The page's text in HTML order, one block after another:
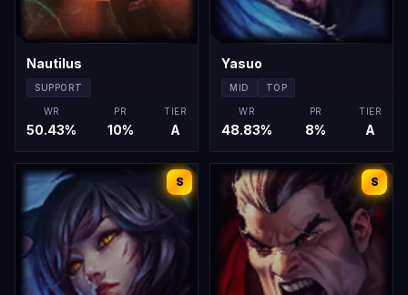
Nautilus
SUPPORT
WR
50.43%
PR
10%
TIER
A
Yasuo
MID TOP
WR
48.83%
PR
8%
TIER
A
S S